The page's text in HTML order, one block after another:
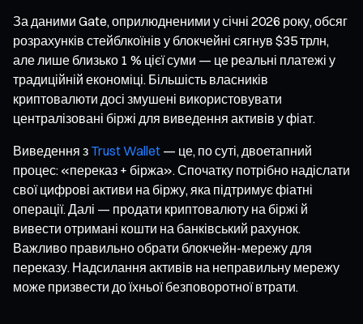
За даними Gate, оприлюдненими у січні 2026 року, обсяг
розрахунків стейблкоїнів у блокчейні сягнув $35 трлн,
але лише близько 1 % цієї суми — це реальні платежі у
традиційній економіці. Більшість власників
криптовалюти досі змушені використовувати
централізовані біржі для виведення активів у фіат.
Виведення з Trust Wallet — це, по суті, двоетапний
процес: «переказ + біржа». Спочатку потрібно надіслати
свої цифрові активи на біржу, яка підтримує фіатні
операції. Далі — продати криптовалюту на біржі й
вивести отримані кошти на банківський рахунок.
Важливо правильно обрати блокчейн-мережу для
переказу. Надсилання активів на неправильну мережу
може призвести до їхньої безповоротної втрати.